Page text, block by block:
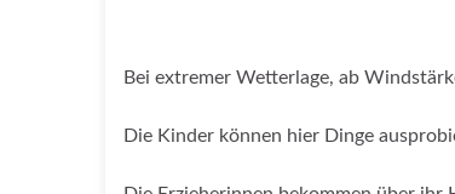
Bei extremer Wetterlage, ab
Die Kinder können hier Dinge